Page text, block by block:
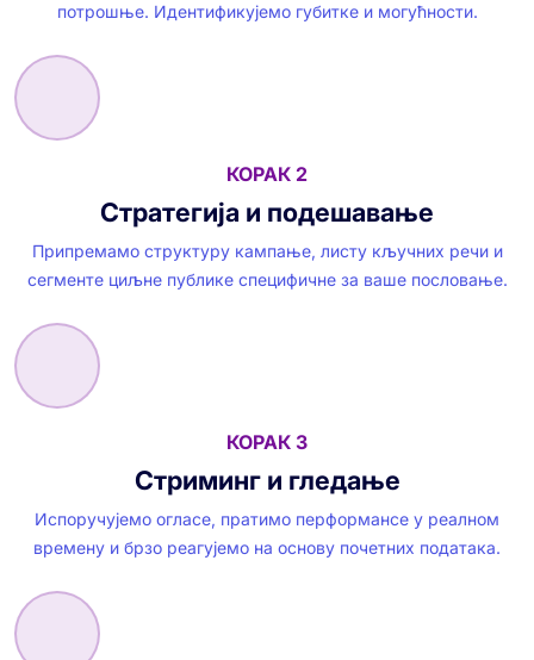
потрошње. Идентификујемо губитке и могућности.
КОРАК 2
Стратегија и подешавање
Припремамо структуру кампање, листу кључних речи и
сегменте циљне публике специфичне за ваше пословање.
КОРАК 3
Стриминг и гледање
Испоручујемо огласе, пратимо перформансе у реалном
времену и брзо реагујемо на основу почетних података.